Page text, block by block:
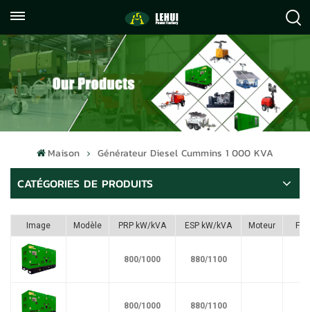
059122071372
info@lehuipowerfactory.com
Maison Générateur Diesel Cummins 1 000 KVA
CATÉGORIES DE PRODUITS
Image Modèle PRP kW/kVA ESP kW/kVA Moteur
800/1000 880/1100
800/1000 880/1100